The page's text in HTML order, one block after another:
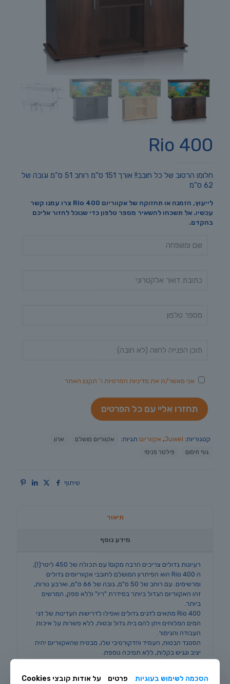
Rio 400
חלומו הרטוב של כל חובב!! אורך 151 ס"מ רוחב 51 ס"מ וגובה של
62 ס"מ
לייעוץ, הזמנה או תחזוקה של אקווריום Rio 400 צרו עמנו קשר
עכשיו. אל תשכחו להשאיר מספר טלפון כדי שנוכל לחזור אליכם
בהקדם.
אני מאשר/ת את מדיניות הפרטיות ו־ תקנון האתר
קטגוריות: Juwel
, אקווריום תגיות: אקווריום מושלם
ארון
גוף חימום
פילטר פנימי
שיתוף
תיאור
מידע נוסף
רעיונות גדולים צריכים הרבה מקום! עם תכולה של 450 ליטר(!),
ה Rio 400 הוא הפיתרון המושלם לחובבי אקווריומים גדולים
ומרשימים. עם רוחב של 50 ס"מ, גובה של 66 ס"מ, וארבע נורות,
זהו האקווריום הגדול ביותר בסידרת "ריו" וללא ספק, המרשים
ביותר.
Rio 400 מתאים לדגים גדולים ואפילו לדרישות העדינות של דגי
המים המלוחים ויתן להם בית גדול ובטוח, ללא פשרות על איכות
העבודה והגימור.
הסטנד הבטוח, העמיד והדקורטיבי שלו, מבטיח שהאקווריום יהיה
יציב ונגיש בקלות, ללא תמיכה נוספת.
Rio 400 מציג עבודה גרמנית מושלמת, חומרי גלם מהטובים
המיטב גם באיכות וגם בבטיחות לאורך שנים רבות.
הסכמה לשימוש בעוגיות פרטים על אודות קובצי Cookies